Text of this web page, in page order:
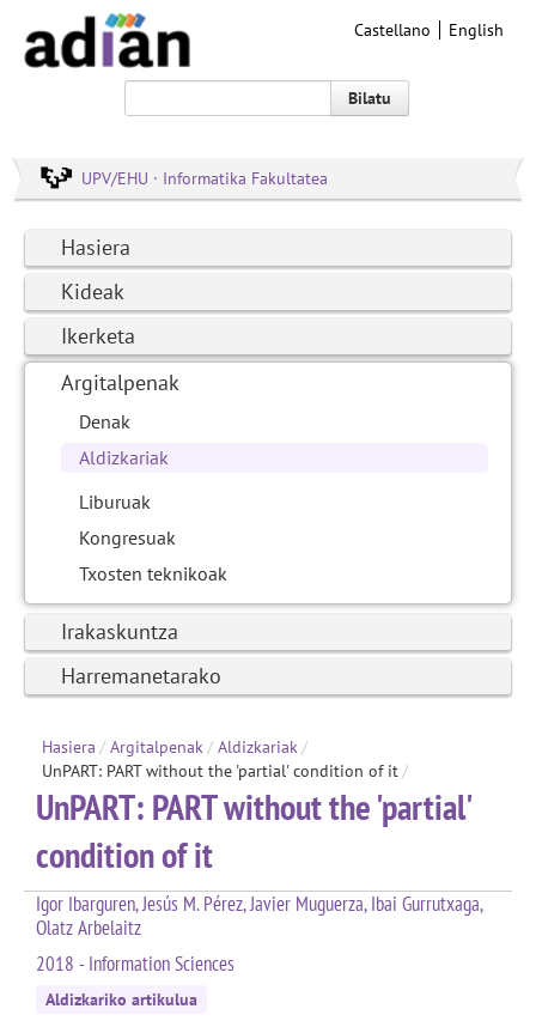
Castellano English
Bilatu
UPV/EHU · Informatika Fakultatea
Hasiera
Kideak
Ikerketa
Argitalpenak
Denak
Aldizkariak
Liburuak
Kongresuak
Txosten teknikoak
Irakaskuntza
Harremanetarako
Hasiera / Argitalpenak/ Aldizkariak/
UnPART: PART without the 'partial' condition of it/
UnPART: PART without the 'partial'
condition of it
Igor Ibarguren, Jesús M. Pérez, Javier Muguerza, Ibai Gurrutxaga,
Olatz Arbelaitz
2018 - Information Sciences
Aldizkariko artikulua